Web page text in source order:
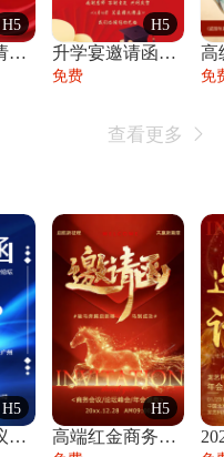
H5
党员团建邀请函党建活动风采党会工作汇报总
H5
升学宴邀请函喜报金榜题名高端谢师宴邀请函
免费 免
查看更多 
H5
高端商务会议招商加盟展会峰会论坛邀请函
H5
高端红金商务会议年会年终盛典答谢邀请函